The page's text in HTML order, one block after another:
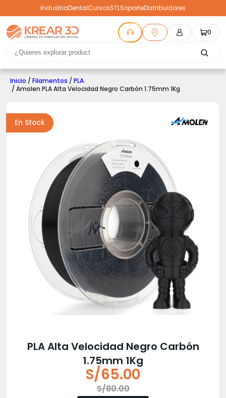
IndustriaDentalCursosSTLSoporteDistribuidores
0
Inicio / Filamentos / PLA
/ Amolen PLA Alta Velocidad Negro Carbón 1.75mm 1Kg
En Stock
PLA Alta Velocidad Negro Carbón
1.75mm 1Kg
S/80.00
S/65.00